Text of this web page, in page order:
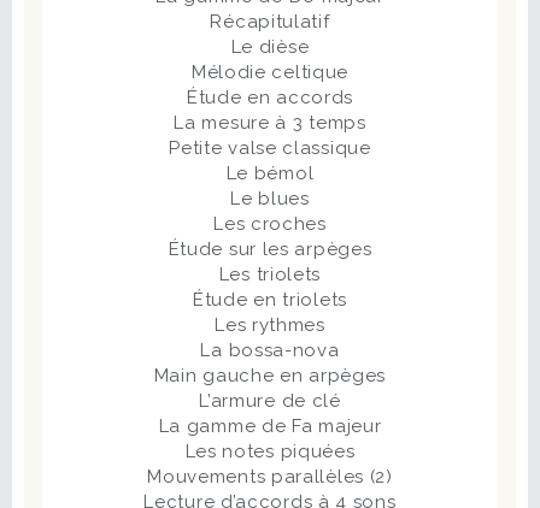
Récapitulatif
Le dièse
Mélodie celtique
Étude en accords
La mesure à 3 temps
Petite valse classique
Le bémol
Le blues
Les croches
Étude sur les arpèges
Les triolets
Étude en triolets
Les rythmes
La bossa-nova
Main gauche en arpèges
L’armure de clé
La gamme de Fa majeur
Les notes piquées
Mouvements parallèles (2)
Lecture d’accords à 4 sons